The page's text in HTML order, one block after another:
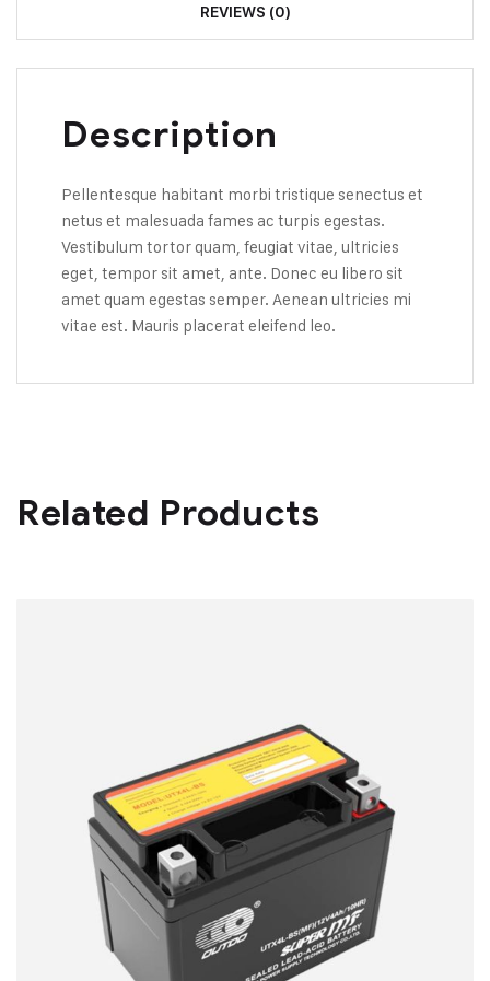
REVIEWS (0)
Description
Pellentesque habitant morbi tristique senectus et
netus et malesuada fames ac turpis egestas.
Vestibulum tortor quam, feugiat vitae, ultricies
eget, tempor sit amet, ante. Donec eu libero sit
amet quam egestas semper. Aenean ultricies mi
vitae est. Mauris placerat eleifend leo.
Related Products